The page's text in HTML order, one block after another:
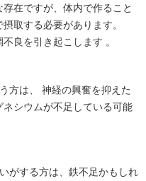
在ですが、体内で作ること
取する必要があります。
良を引き起こします 。
方は、 神経の興奮を抑えた
シウムが不足している可能
がする方は、鉄不足かもしれ